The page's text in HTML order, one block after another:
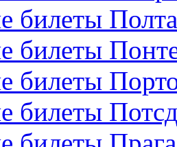
билеты
билеты
билеты
билеты